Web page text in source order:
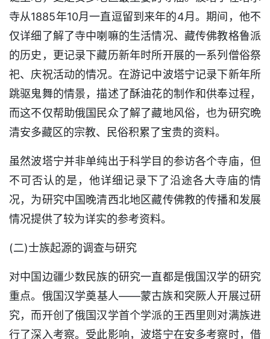
寺从1885年10月一直逗留到来年的4月。期间，他不
仅详细了解了寺中喇嘛的生活情况、藏传佛教格鲁派
的历史，更记录下藏历新年时所开展的一系列僧俗祭
祀、庆祝活动的情况。在游记中波塔宁记录下新年所
跳驱鬼舞的情景，描述了酥油花的制作和供奉过程，
而这不仅帮助俄国民众了解了藏地风俗，也为研究晩
清安多藏区的宗教、民俗积累了宝贵的资料。
虽然波塔宁并非单纯出于科学目的参访各个寺庙，但
不可否认的是，他详细记录下了沿途各大寺庙的情
况，为研究中国晚清西北地区藏传佛教的传播和发展
情况提供了较为详实的参考资料。
(二)士族起源的调查与研究
对中国边疆少数民族的研究一直都是俄国汉学的研究
重点。俄国汉学奠基人——蒙古族和突厥人开展过研
究，而开创了俄国汉学首个学派的王西里则对满族进
行了深入考察。受此影响，波塔宁在安多考察时，借